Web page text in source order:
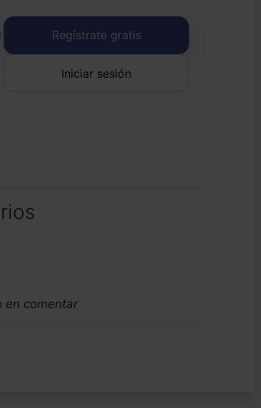
Regístrate gratis
Iniciar sesión
en comentar